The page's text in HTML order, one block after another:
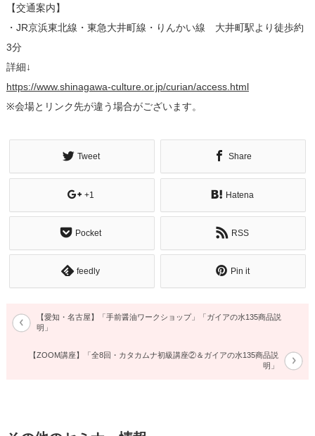
【交通案内】
・JR京浜東北線・東急大井町線・りんかい線 大井町駅より徒歩約
3分
詳細↓
https://www.shinagawa-culture.or.jp/curian/access.html
※会場とリンク先が違う場合がございます。
Tweet Share
+1 Hatena
Pocket RSS
feedly Pin it
【愛知・名古屋】「手前醤油ワークショップ」「ガイアの水135商品説
明」
【ZOOM講座】「全8回・カタカムナ初級講座②＆ガイアの水135商品説
明」